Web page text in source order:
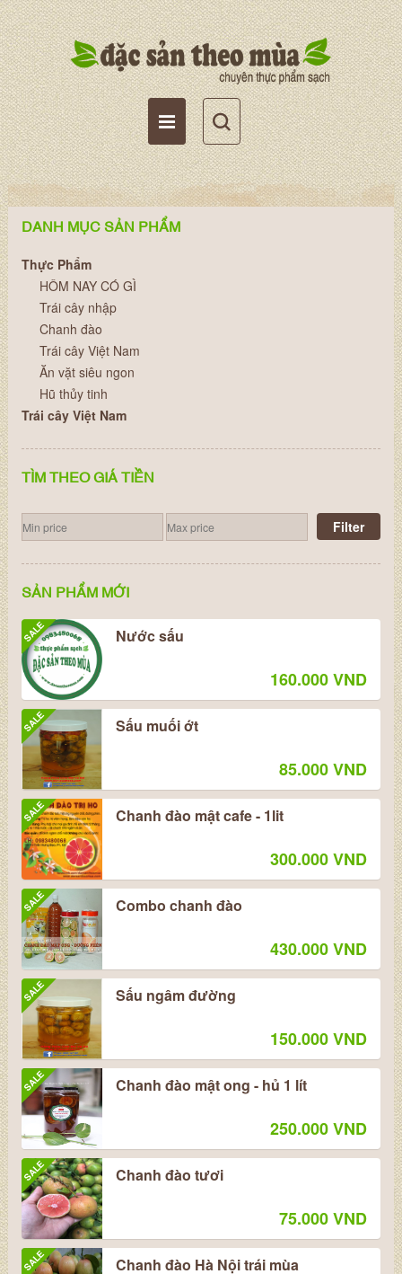
DANH MỤC SẢN PHẨM
Thực Phẩm
HÔM NAY CÓ GÌ
Trái cây nhập
Chanh đào
Trái cây Việt Nam
Ăn vặt siêu ngon
Hũ thủy tinh
Trái cây Việt Nam
TÌM THEO GIÁ TIỀN
Filter
SẢN PHẨM MỚI
SALE Nước sấu
160.000 VND
SALE Sấu muối ớt
85.000 VND
SALE Chanh đào mật cafe - 1lit
300.000 VND
SALE Combo chanh đào
430.000 VND
SALE Sấu ngâm đường
150.000 VND
SALE Chanh đào mật ong - hủ 1 lít
250.000 VND
SALE Chanh đào tươi
75.000 VND
SALE Chanh đào Hà Nội trái mùa
Tài khoản
Giỏ hàng
Wishlist